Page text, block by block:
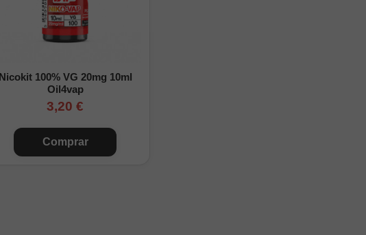
Nicokit 100% VG 20mg 10ml
Oil4vap
3,20 €
Comprar